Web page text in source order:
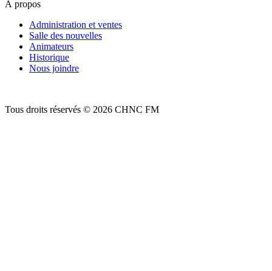
À propos
Administration et ventes
Salle des nouvelles
Animateurs
Historique
Nous joindre
Tous droits réservés © 2026 CHNC FM